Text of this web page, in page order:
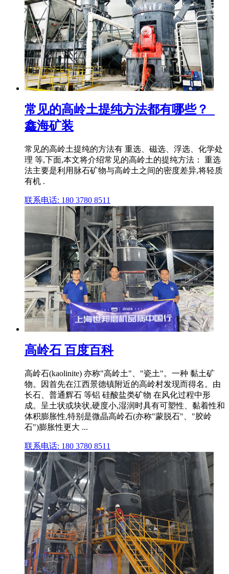
常见的高岭土提纯方法都有哪些？_
鑫海矿装
常见的高岭土提纯的方法有 重选、磁选、浮选、化学处
理 等,下面,本文将介绍常见的高岭土的提纯方法： 重选
法主要是利用脉石矿物与高岭土之间的密度差异,将轻质
有机 .
联系电话: 180 3780 8511
高岭石 百度百科
高岭石(kaolinite) 亦称"高岭土"、"瓷土"。一种 黏土矿
物。因首先在江西景德镇附近的高岭村发现而得名。由
长石、普通辉石 等铝 硅酸盐类矿物 在风化过程中形
成。呈土状或块状,硬度小,湿润时具有可塑性、黏着性和
体积膨胀性,特别是微晶高岭石(亦称"蒙脱石"、"胶岭
石")膨胀性更大 ...
联系电话: 180 3780 8511